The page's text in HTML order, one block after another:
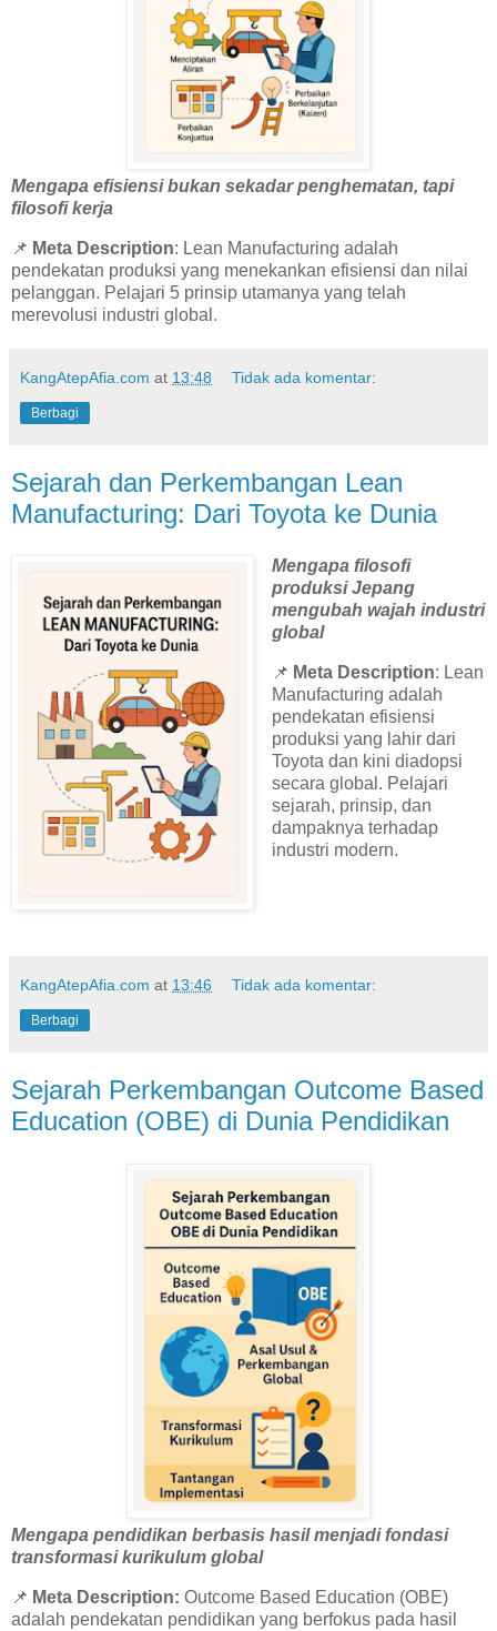
Mengapa efisiensi bukan sekadar penghematan, tapi
filosofi kerja
📌 Meta Description: Lean Manufacturing adalah
pendekatan produksi yang menekankan efisiensi dan nilai
pelanggan. Pelajari 5 prinsip utamanya yang telah
merevolusi industri global.
KangAtepAfia.com at 13:48 Tidak ada komentar:
Berbagi
Sejarah dan Perkembangan Lean
Manufacturing: Dari Toyota ke Dunia
Mengapa filosofi
produksi Jepang
mengubah wajah industri
global
📌 Meta Description: Lean
Manufacturing adalah
pendekatan efisiensi
produksi yang lahir dari
Toyota dan kini diadopsi
secara global. Pelajari
sejarah, prinsip, dan
dampaknya terhadap
industri modern.
KangAtepAfia.com at 13:46 Tidak ada komentar:
Berbagi
Sejarah Perkembangan Outcome Based
Education (OBE) di Dunia Pendidikan
Mengapa pendidikan berbasis hasil menjadi fondasi
transformasi kurikulum global
📌 Meta Description: Outcome Based Education (OBE)
adalah pendekatan pendidikan yang berfokus pada hasil